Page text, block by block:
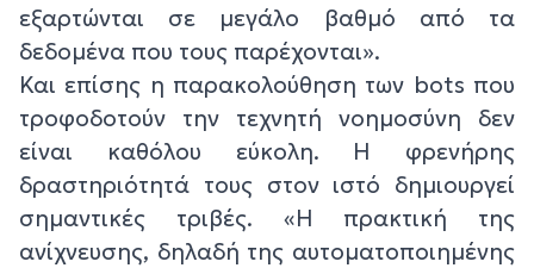
εξαρτώνται σε μεγάλο βαθμό από τα
δεδομένα που τους παρέχονται».
Και επίσης η παρακολούθηση των bots που
τροφοδοτούν την τεχνητή νοημοσύνη δεν
είναι καθόλου εύκολη. Η φρενήρης
δραστηριότητά τους στον ιστό δημιουργεί
σημαντικές τριβές. «Η πρακτική της
ανίχνευσης, δηλαδή της αυτοματοποιημένης